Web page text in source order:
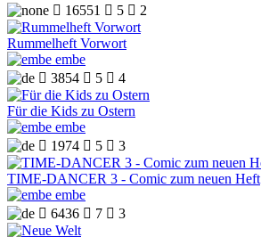
 16551  5  2
Rummelheft Vorwort
embe
 3854  5  4
Für die Kids zu Ostern
embe
 1974  5  3
TIME-DANCER 3 - Comic zum neuen Heft
embe
 6436  7  3